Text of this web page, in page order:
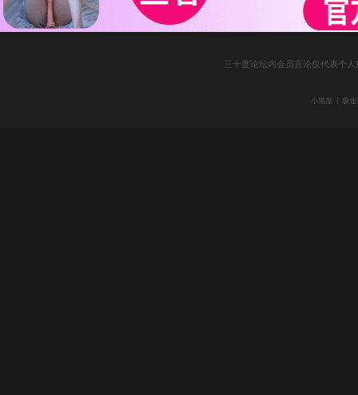
三十度论坛内会员言论仅代表个
小黑屋 极速